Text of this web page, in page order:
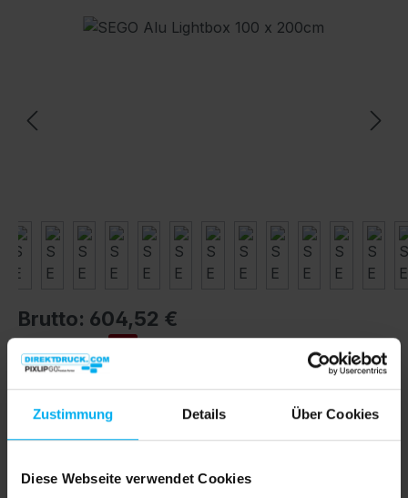
Zustimmung Details Über Cookies
Diese Webseite verwendet Cookies
Bildergalerie überspringen
Brutto: 604,52 €
508,00 €*
Drucke